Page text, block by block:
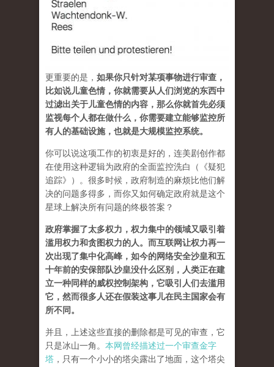
更重要的是， 如果你只针对某项事物进行审查，
比如说儿童色情，你就需要从人们浏览的东西中
过滤出关于儿童色情的内容，那么你就首先必须
监视每个人都在做什么，你需要建立能够监控所
有人的基础设施，也就是大规模监控系统。
你可以说这项工作的初衷是好的，连美剧创作都
在使用这种逻辑为政府的全面监控洗白（《疑犯
追踪》）。很多时候，政府制造的麻烦比他们解
决的问题多得多，而你又如何确定政府就是这个
星球上解决所有问题的终极答案？
政府掌握了太多权力，权力集中的领域又吸引着
滥用权力和贪图权力的人。而互联网让权力再一
次出现了集中化高峰，如今的网络安全沙皇和五
十年前的安保部队沙皇没什么区别，人类正在建
立一种同样的威权控制架构，它吸引人们去滥用
它，然而很多人还在假装这事儿在民主国家会有
所不同。
并且，上述这些直接的删除都是可见的审查，它
只是冰山一角。 本网曾经描述过一个审查金字
塔 ，只有一个小小的塔尖露出了地面，这个塔尖